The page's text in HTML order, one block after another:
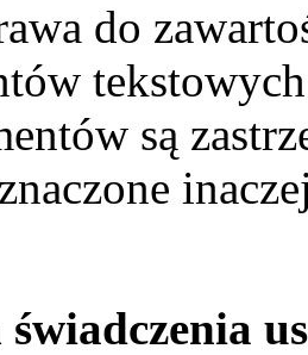
do
są